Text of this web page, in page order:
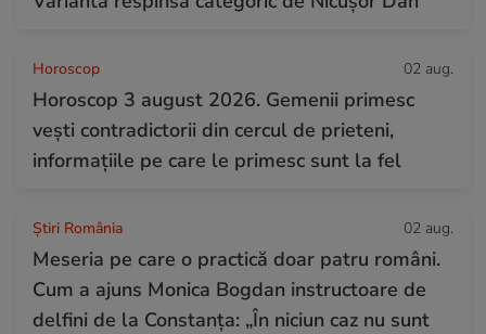
Horoscop 02 aug.
Horoscop 3 august 2026. Gemenii primesc
vești contradictorii din cercul de prieteni,
informațiile pe care le primesc sunt la fel
Știri România 02 aug.
Meseria pe care o practică doar patru români.
Cum a ajuns Monica Bogdan instructoare de
delfini de la Constanța: „În niciun caz nu sunt